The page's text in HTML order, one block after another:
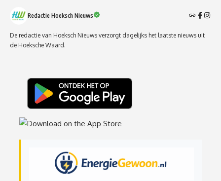
Redactie Hoeksch Nieuws
De redactie van Hoeksch Nieuws verzorgt dagelijks het laatste nieuws uit
de Hoeksche Waard.